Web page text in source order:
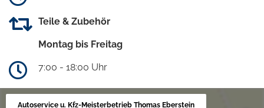
Teile & Zubehör
Montag bis Freitag
7:00 - 18:00 Uhr
Autoservice u. Kfz-Meisterbetrieb Thomas Eberstein